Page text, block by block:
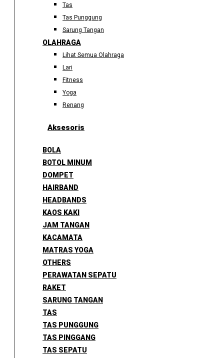
Tas
Tas Punggung
Sarung Tangan
OLAHRAGA
Lihat Semua Olahraga
Lari
Fitness
Yoga
Renang
Aksesoris
BOLA
BOTOL MINUM
DOMPET
HAIRBAND
HEADBANDS
KAOS KAKI
JAM TANGAN
KACAMATA
MATRAS YOGA
OTHERS
PERAWATAN SEPATU
RAKET
SARUNG TANGAN
TAS
TAS PUNGGUNG
TAS PINGGANG
TAS SEPATU